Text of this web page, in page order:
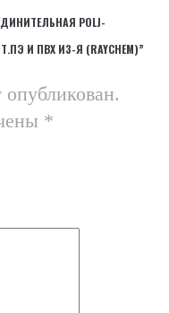
POLJ-
И ПВХ ИЗ-Я (RAYCHEM)”
*